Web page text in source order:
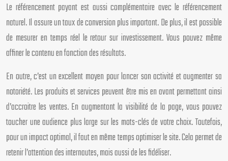
Le référencement payant est aussi complémentaire avec le référencement
naturel. Il assure un taux de conversion plus important. De plus, il est possible
de mesurer en temps réel le retour sur investissement. Vous pouvez même
affiner le contenu en fonction des résultats.
En outre, c’est un excellent moyen pour lancer son activité et augmenter sa
notoriété. Les produits et services peuvent être mis en avant permettant ainsi
d’accroitre les ventes. En augmentant la visibilité de la page, vous pouvez
toucher une audience plus large sur les mots-clés de votre choix. Toutefois,
pour un impact optimal, il faut en même temps optimiser le site. Cela permet de
retenir l’attention des internautes, mais aussi de les fidéliser.